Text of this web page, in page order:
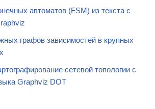
автоматов (FSM) из текста с
графов зависимостей в крупных
сетевой топологии с
Graphviz DOT